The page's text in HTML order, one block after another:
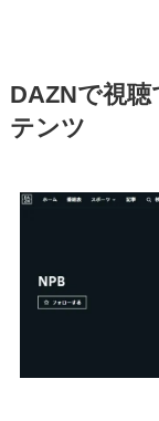
DAZNで視
テンツ